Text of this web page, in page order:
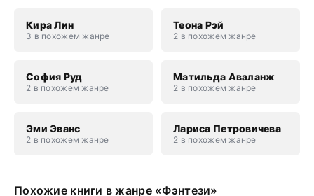
Кира Лин
3 в похожем жанре
Теона Рэй
2 в похожем жанре
София Руд
2 в похожем жанре
Матильда Аваланж
2 в похожем жанре
Эми Эванс
2 в похожем жанре
Лариса Петровичева
2 в похожем жанре
Похожие книги в жанре «Фэнтези»